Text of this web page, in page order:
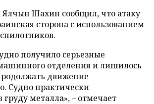
Ялчын Шахин сообщил, что атаку
сторона с использованием
получило серьезные
отделения и лишилось
движение
Судно практически
груду металла», – отмечает